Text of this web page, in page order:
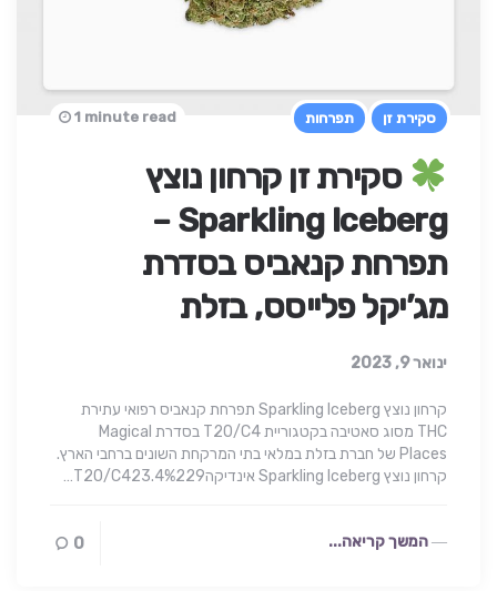
סקירת זן תפרחות
סקירת זן קרחון נוצץ
Sparkling Iceberg –
תפרחת קנאביס בסדרת
מג’יקל פלייסס, בזלת
ינואר 9, 2023
1 minute read
קרחון נוצץ Sparkling Iceberg תפרחת קנאביס רפואי עתירת
THC מסוג סאטיבה בקטגוריית T20/C4 בסדרת Magical
Places של חברת בזלת במלאי בתי המרקחת השונים ברחבי הארץ.
קרחון נוצץ Sparkling Iceberg אינדיקהT20/C423.4%229…
המשך קריאה... 0